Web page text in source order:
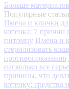
Больше материалов
Популярные статьи
Имена и клички
котенка: 7
питомцу Имена и
стерилизовать
противопоказания
насколько все
причины, что
котенку: